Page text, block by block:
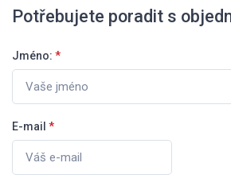
Potřebujete poradit s
Jméno: *
E-mail *